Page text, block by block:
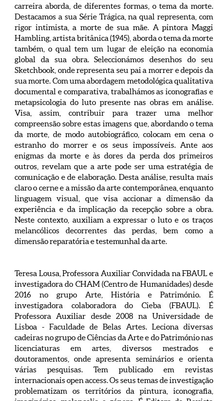
carreira aborda, de diferentes formas, o tema da morte.
Destacamos a sua Série Trágica, na qual representa, com
rigor intimista, a morte de sua mãe. A pintora Maggi
Hambling, artista britânica (1945), aborda o tema da morte
também, o qual tem um lugar de eleição na economia
global da sua obra. Seleccionámos desenhos do seu
Sketchbook, onde representa seu pai a morrer e depois da
sua morte. Com uma abordagem metodológica qualitativa
documental e comparativa, trabalhámos as iconografias e
metapsicologia do luto presente nas obras em análise.
Visa, assim, contribuir para trazer uma melhor
compreensão sobre estas imagens que, abordando o tema
da morte, de modo autobiográfico, colocam em cena o
estranho do morrer e os seus impossíveis. Ante aos
enigmas da morte e às dores da perda dos primeiros
outros, revelam que a arte pode ser uma estratégia de
comunicação e de elaboração. Desta análise, resulta mais
claro o cerne e a missão da arte contemporânea, enquanto
linguagem visual, que visa accionar a dimensão da
experiência e da implicação da recepção sobre a obra.
Neste contexto, auxiliam a expressar o luto e os traços
melancólicos decorrentes das perdas, bem como a
dimensão reparatória e testemunhal da arte.
Teresa Lousa, Professora Auxiliar Convidada na FBAUL e
investigadora do CHAM (Centro de Humanidades) desde
2016 no grupo Arte, História e Património. É
investigadora colaboradora do Cieba (FBAUL). É
Professora Auxiliar desde 2008 na Universidade de
Lisboa - Faculdade de Belas Artes. Leciona diversas
cadeiras no grupo de Ciências da Arte e do Património nas
licenciaturas em artes, diversos mestrados e
doutoramentos, onde apresenta seminários e orienta
várias pesquisas. Tem publicado em revistas
internacionais open access. Os seus temas de investigação
problematizam os territórios da pintura, iconografia,